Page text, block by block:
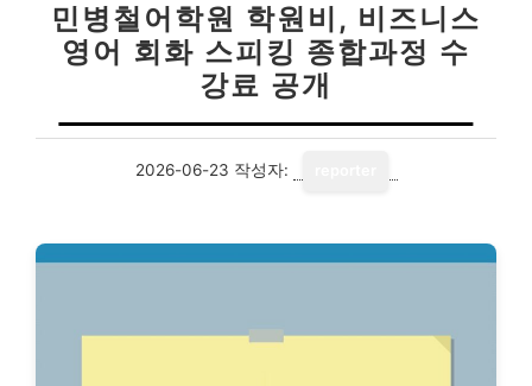
민병철어학원 학원비, 비즈니스
영어 회화 스피킹 종합과정 수
강료 공개
2026-06-23 작성자: